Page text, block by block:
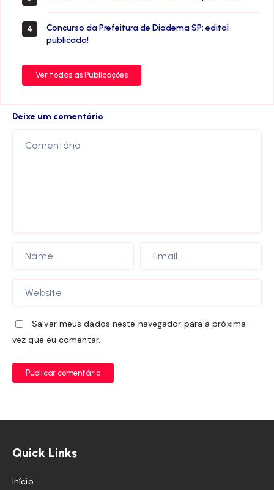
4
Concurso da Prefeitura de Diadema SP: edital
publicado!
Ver todas as Publicações
Deixe um comentário
Salvar meus dados neste navegador para a próxima
vez que eu comentar.
Publicar comentário
Quick Links
Início